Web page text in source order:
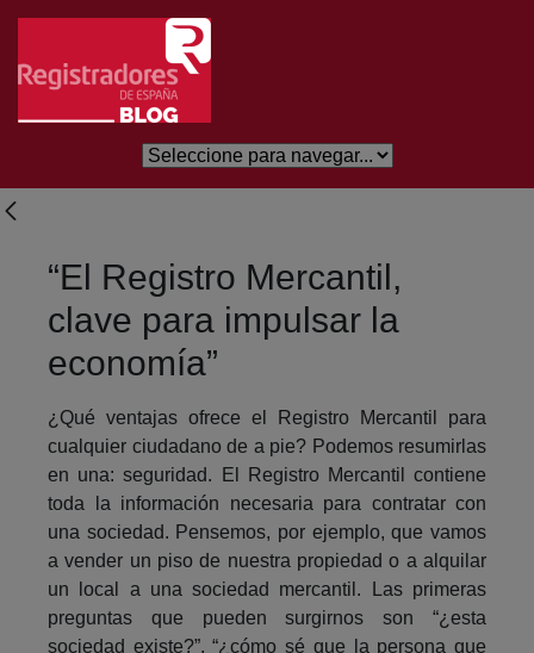
Saltar al contenido principal
“El Registro Mercantil,
clave para impulsar la
economía”
¿Qué ventajas ofrece el Registro Mercantil para
cualquier ciudadano de a pie? Podemos resumirlas
en una: seguridad. El Registro Mercantil contiene
toda la información necesaria para contratar con
una sociedad. Pensemos, por ejemplo, que vamos
a vender un piso de nuestra propiedad o a alquilar
un local a una sociedad mercantil. Las primeras
preguntas que pueden surgirnos son “¿esta
sociedad existe?”, “¿cómo sé que la persona que